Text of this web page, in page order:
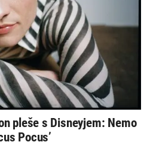
pleše s Disneyjem: Nemo
Pocus’